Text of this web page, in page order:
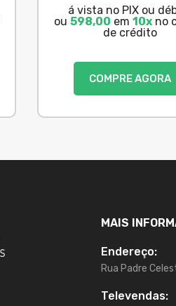
á vista no PIX ou
ou 598,00 em 10x no
de crédito
COMPRE AGORA
MAIS
Endereço:
Rua Padre
Televendas: